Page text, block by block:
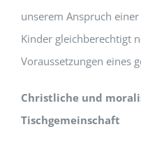
unserem Anspruch
Kinder gleichberechtigt
Voraussetzungen eines
Christliche und
Tischgemeinschaft